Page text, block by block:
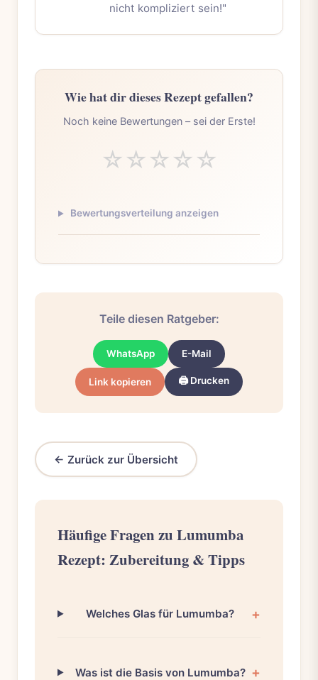
nicht kompliziert sein!"
Wie hat dir dieses Rezept gefallen?
Noch keine Bewertungen – sei der Erste!
☆☆☆☆☆
Bewertungsverteilung anzeigen
Teile diesen Ratgeber:
WhatsApp E-Mail
Link kopieren 🖨️ Drucken
← Zurück zur Übersicht
Häufige Fragen zu Lumumba
Rezept: Zubereitung & Tipps
Welches Glas für Lumumba?
Was ist die Basis von Lumumba?